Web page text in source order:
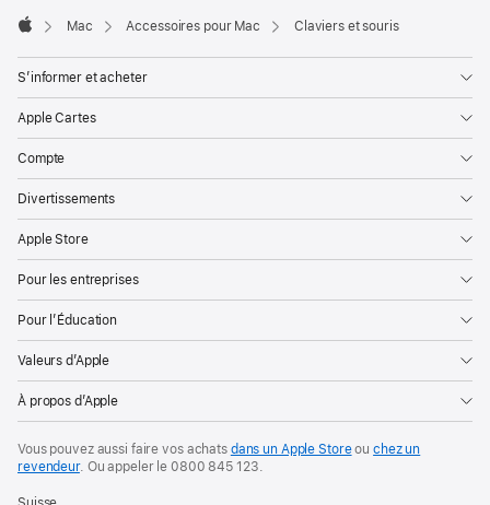
Mac Accessoires pour Mac Claviers et souris
S’informer et acheter
Apple Cartes
Compte
Divertissements
Apple Store
Pour les entreprises
Pour l’Éducation
Valeurs d’Apple
À propos d’Apple
Vous pouvez aussi faire vos achats dans un Apple Storeouchez un
revendeur. Ouappeler le0800 845 123.